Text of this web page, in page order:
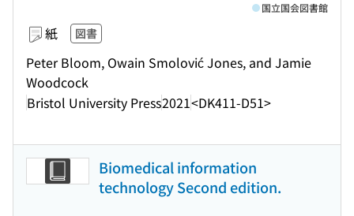
紙 図書
Peter Bloom, Owain Smolović Jones, and Jamie
Woodcock
Bristol University Press2021<DK411-D51>
国立国会図書館
Biomedical information
technology Second edition.